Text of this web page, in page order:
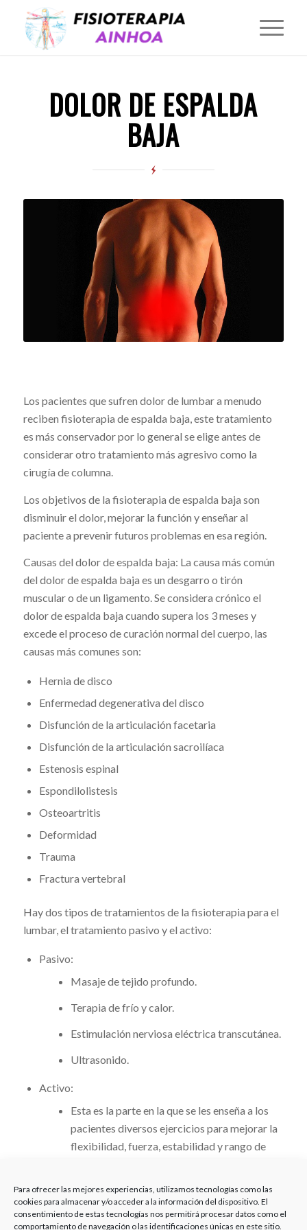
Para ofrecer las mejores experiencias, utilizamos tecnologías como las
cookies para almacenar y/o acceder a la información del dispositivo. El
consentimiento de estas tecnologías nos permitirá procesar datos como el
comportamiento de navegación o las identificaciones únicas en este sitio.
DOLOR DE ESPALDA
BAJA
Los pacientes que sufren dolor de lumbar a menudo
reciben fisioterapia de espalda baja, este tratamiento
es más conservador por lo general se elige antes de
considerar otro tratamiento más agresivo como la
cirugía de columna.
Los objetivos de la fisioterapia de espalda baja son
disminuir el dolor, mejorar la función y enseñar al
paciente a prevenir futuros problemas en esa región.
Causas del dolor de espalda baja: La causa más común
del dolor de espalda baja es un desgarro o tirón
muscular o de un ligamento. Se considera crónico el
dolor de espalda baja cuando supera los 3 meses y
excede el proceso de curación normal del cuerpo, las
causas más comunes son:
Hernia de disco
Enfermedad degenerativa del disco
Disfunción de la articulación facetaria
Disfunción de la articulación sacroilíaca
Estenosis espinal
Espondilolistesis
Osteoartritis
Deformidad
Trauma
Fractura vertebral
Hay dos tipos de tratamientos de la fisioterapia para el
lumbar, el tratamiento pasivo y el activo:
Pasivo:
Masaje de tejido profundo.
Terapia de frío y calor.
Estimulación nerviosa eléctrica transcutánea.
Ultrasonido.
Activo:
Esta es la parte en la que se les enseña a los
pacientes diversos ejercicios para mejorar la
flexibilidad, fuerza, estabilidad y rango de